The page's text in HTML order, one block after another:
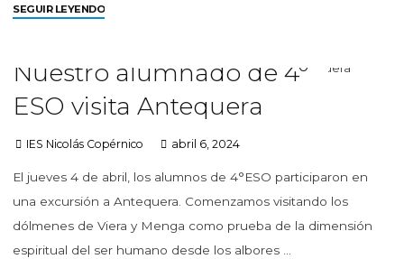
SEGUIR LEYENDO
Nuestro alumnado de 4º
ESO visita Antequera
IES Nicolás Copérnico abril 6, 2024
El jueves 4 de abril, los alumnos de 4°ESO participaron en
una excursión a Antequera. Comenzamos visitando los
dólmenes de Viera y Menga como prueba de la dimensión
espiritual del ser humano desde los albores …